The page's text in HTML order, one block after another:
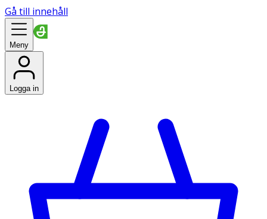
Gå till innehåll
Meny
Logga in